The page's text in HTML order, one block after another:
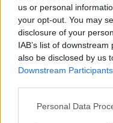
us or personal
your opt-out. You may
disclosure of your
IAB’s list of
also be disclosed by us
Downstream Participants
Please note that this
Personal Data